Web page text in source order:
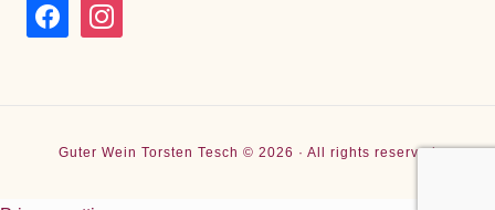
facebook instagram
Guter Wein Torsten Tesch © 2026 · All rights reserved